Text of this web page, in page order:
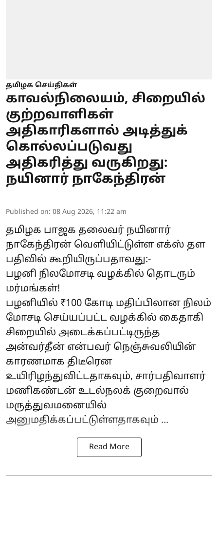
தமிழக செய்திகள்
காவல்நிலையம், சிறையில்
குற்றவாளிகள்
அதிகாரிகளால் அடித்துக்
கொல்லப்படுவது
அதிகரித்து வருகிறது:
நயினார் நாகேந்திரன்
Published on: 08 Aug 2026, 11:22 am
தமிழக பாஜக தலைவர் நயினார்
நாகேந்திரன் வெளியிட்டுள்ள எக்ஸ் தள
பதிவில் கூறியிருப்பதாவது:-
பழனி நிலமோசடி வழக்கில் தொடரும்
மர்மங்கள்!
பழனியில் ₹100 கோடி மதிப்பிலான நிலம்
மோசடி செய்யப்பட்ட வழக்கில் கைதாகி
சிறையில் அடைக்கப்பட்டிருந்த
அன்வர்தீன் என்பவர் நெஞ்சுவலியின்
காரணமாக திடீரென
உயிரிழந்துவிட்டதாகவும், சார்பதிவாளர்
மணிகண்டன் உடல்நலக் குறைவால்
மருத்துவமனையில்
அனுமதிக்கப்பட்டுள்ளதாகவும் ...
Read More